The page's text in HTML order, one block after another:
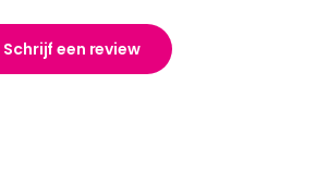
Schrijf een review